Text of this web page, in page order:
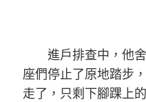
進戶排查中，他舍
座們停止了原地踏步
走了，只剩下腳踝上